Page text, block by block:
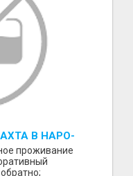
В НАРО-
проживание